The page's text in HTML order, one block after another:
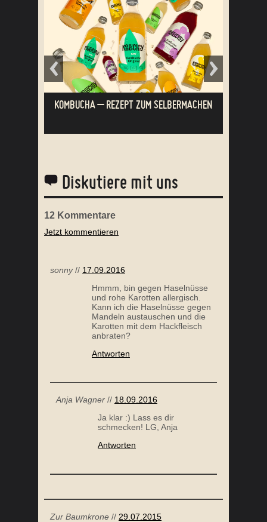
KOMBUCHA – REZEPT ZUM SELBERMACHEN
Diskutiere mit uns
12 Kommentare
Jetzt kommentieren
sonny// 17.09.2016
Hmmm, bin gegen Haselnüsse
und rohe Karotten allergisch.
Kann ich die Haselnüsse gegen
Mandeln austauschen und die
Karotten mit dem Hackfleisch
anbraten?
Antworten
Anja Wagner // 18.09.2016
Ja klar :) Lass es dir
schmecken! LG, Anja
Antworten
Zur Baumkrone // 29.07.2015